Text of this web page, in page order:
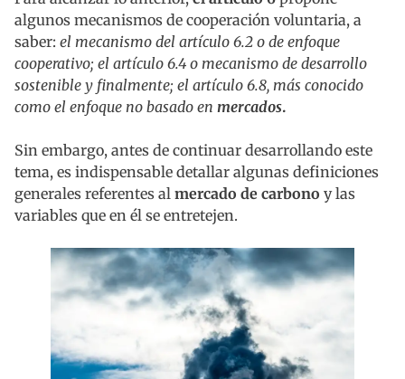
algunos mecanismos de cooperación voluntaria, a
saber: el mecanismo del artículo 6.2 o de enfoque
cooperativo; el artículo 6.4 o mecanismo de desarrollo
sostenible y finalmente; el artículo 6.8, más conocido
como el enfoque no basado en mercados.
Sin embargo, antes de continuar desarrollando este
tema, es indispensable detallar algunas definiciones
generales referentes al mercado de carbono y las
variables que en él se entretejen.